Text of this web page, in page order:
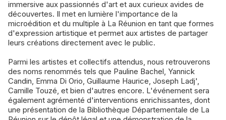
immersive aux passionnés d'art et aux curieux avides de
découvertes. Il met en lumière l'importance de la
microédition et du multiple à La Réunion en tant que formes
d'expression artistique et permet aux artistes de partager
leurs créations directement avec le public.
Parmi les artistes et collectifs attendus, nous retrouverons
des noms renommés tels que Pauline Bachel, Yannick
Candin, Emma Di Orio, Guillaume Haurice, Joseph Ladj',
Camille Touzé, et bien d'autres encore. L'événement sera
également agrémenté d'interventions enrichissantes, dont
une présentation de la Bibliothèque Départementale de La